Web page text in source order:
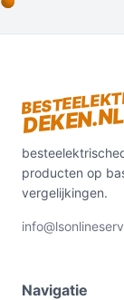
DEKEN.NL
producten op
vergelijkingen.
Navigatie